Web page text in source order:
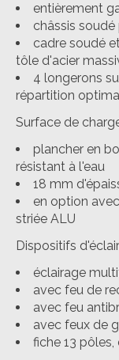
entièrement
châssis soudé
cadre soudé
tôle d'acier
4 longerons
répartition
Surface de
plancher en
résistant à l'eau
18 mm
en option
striée ALU
Dispositifs
éclairage
avec feu de
avec feu
avec feux de
fiche 13